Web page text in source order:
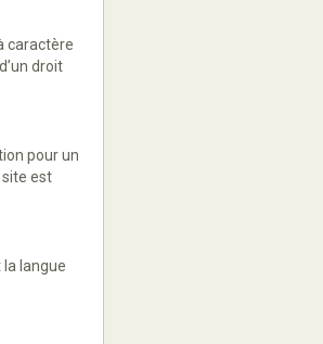
caractère
droit
pour un
est
langue